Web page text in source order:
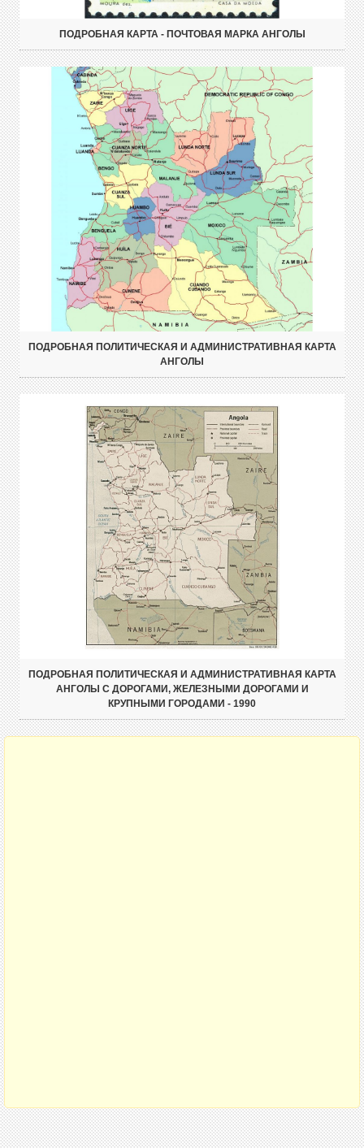
ПОДРОБНАЯ КАРТА - ПОЧТОВАЯ МАРКА АНГОЛЫ
ПОДРОБНАЯ ПОЛИТИЧЕСКАЯ И АДМИНИСТРАТИВНАЯ КАРТА
АНГОЛЫ
ПОДРОБНАЯ ПОЛИТИЧЕСКАЯ И АДМИНИСТРАТИВНАЯ КАРТА
АНГОЛЫ С ДОРОГАМИ, ЖЕЛЕЗНЫМИ ДОРОГАМИ И
КРУПНЫМИ ГОРОДАМИ - 1990